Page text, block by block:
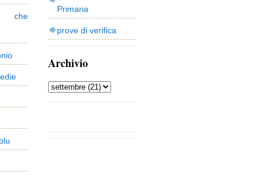
che
Primaria
prove di verifica
Archivio